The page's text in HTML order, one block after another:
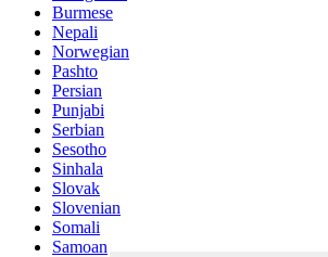
Burmese
Nepali
Norwegian
Pashto
Persian
Punjabi
Serbian
Sesotho
Sinhala
Slovak
Slovenian
Somali
Samoan